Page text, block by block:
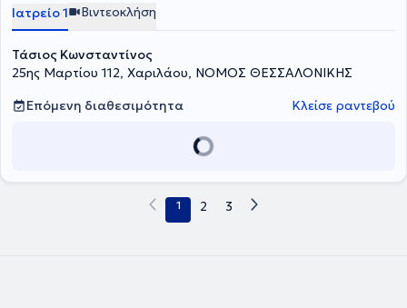
Ιατρείο 1 Βιντεοκλήση
Τάσιος Κωνσταντίνος
25ης Μαρτίου 112, Χαριλάου, ΝΟΜΟΣ ΘΕΣΣΑΛΟΝΙΚΗΣ
Επόμενη διαθεσιμότητα
Κλείσε ραντεβού
1 2 3